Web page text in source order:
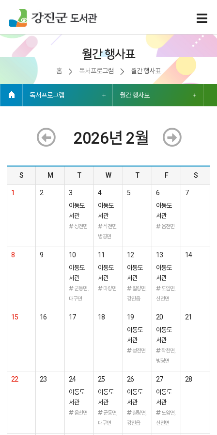
월간 행사표
홈 독서프로그램 월간 행사표
독서프로그램 월간 행사표
2026년 2월
2026
년
S M T W T F S
1 2 3
이동도
서관
성전면
4
이동도
서관
작천면,
병영면
5 6
이동도
서관
옴천면
7
8 9 10
이동도
서관
군동면 ,
대구면
11
이동도
서관
마량면
12
이동도
서관
칠량면,
강진읍
13
이동도
서관
도암면,
신전면
14
15 16 17 18 19
이동도
서관
성전면
20
이동도
서관
작천면,
병영면
21
22 23 24
이동도
서관
옴천면
25
이동도
서관
군동면,
대구면
26
이동도
서관
칠량면,
강진읍
27
이동도
서관
도암면,
신전면
28